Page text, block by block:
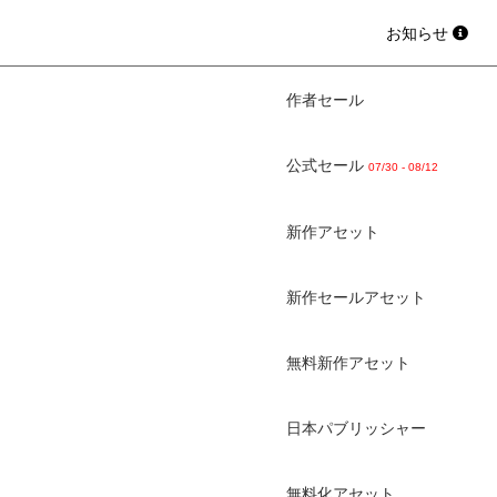
お知らせ
作者セール
公式セール 07/30 - 08/12
新作アセット
新作セールアセット
無料新作アセット
日本パブリッシャー